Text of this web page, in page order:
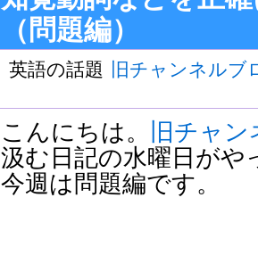
（問題編）
英語の話題 旧チャンネルブ
こんにちは。
旧チャ
汲む日記の水曜日がや
今週は問題編です。